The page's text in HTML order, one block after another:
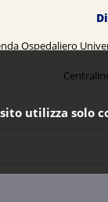
Ospedaliero
utilizza solo